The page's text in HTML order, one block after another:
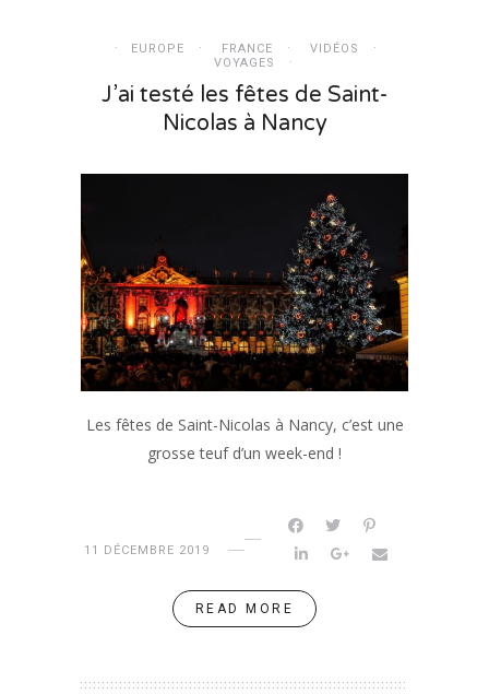
EUROPE FRANCE
VIDÉOS
VOYAGES
J’ai testé les fêtes de Saint-
Nicolas à Nancy
Les fêtes de Saint-Nicolas à Nancy, c’est une
grosse teuf d’un week-end !
11 DÉCEMBRE 2019
READ MORE